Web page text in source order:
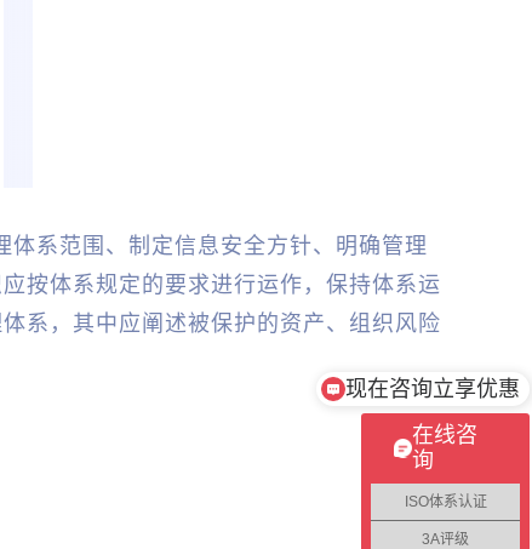
系范围、制定信息安全方针、明确管理
按体系规定的要求进行运作， 保持体系运
系，其中应阐述被保护的资产、组织风险
在线咨
询
ISO体系认证
3A评级
不成功不收费